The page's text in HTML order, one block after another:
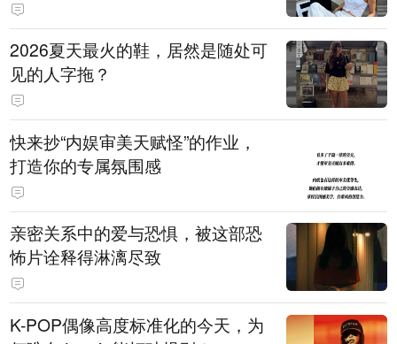
2026夏天最火的鞋，居然是随处可
见的人字拖？
快来抄“内娱审美天赋怪”的作业，
打造你的专属氛围感
亲密关系中的爱与恐惧，被这部恐
怖片诠释得淋漓尽致
K-POP偶像高度标准化的今天，为